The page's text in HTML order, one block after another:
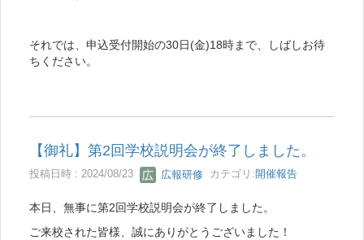
それでは、申込受付開始の30日(金)18時まで、しばしお待
ちください。
【御礼】第2回学校説明会が終了しました。
投稿日時 : 2024/08/23 広報研修 カテゴリ:開催報告
本日、無事に第2回学校説明会が終了しました。
ご来校された皆様、誠にありがとうございました！